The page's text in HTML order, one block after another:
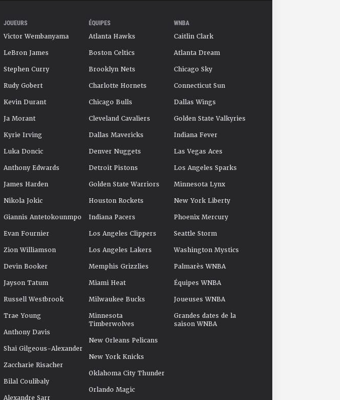
JOUEURS
Victor Wembanyama
LeBron James
Stephen Curry
Rudy Gobert
Kevin Durant
Ja Morant
Kyrie Irving
Luka Doncic
Anthony Edwards
James Harden
Nikola Jokic
Giannis Antetokounmpo
Evan Fournier
Zion Williamson
Devin Booker
Jayson Tatum
Russell Westbrook
Trae Young
Anthony Davis
Shai Gilgeous-Alexander
Zaccharie Risacher
Bilal Coulibaly
Alexandre Sarr
ÉQUIPES
Atlanta Hawks
Boston Celtics
Brooklyn Nets
Charlotte Hornets
Chicago Bulls
Cleveland Cavaliers
Dallas Mavericks
Denver Nuggets
Detroit Pistons
Golden State Warriors
Houston Rockets
Indiana Pacers
Los Angeles Clippers
Los Angeles Lakers
Memphis Grizzlies
Miami Heat
Milwaukee Bucks
Minnesota
Timberwolves
New Orleans Pelicans
New York Knicks
Oklahoma City Thunder
Orlando Magic
WNBA
Caitlin Clark
Atlanta Dream
Chicago Sky
Connecticut Sun
Dallas Wings
Golden State Valkyries
Indiana Fever
Las Vegas Aces
Los Angeles Sparks
Minnesota Lynx
New York Liberty
Phoenix Mercury
Seattle Storm
Washington Mystics
Palmarès WNBA
Équipes WNBA
Joueuses WNBA
Grandes dates de la
saison WNBA